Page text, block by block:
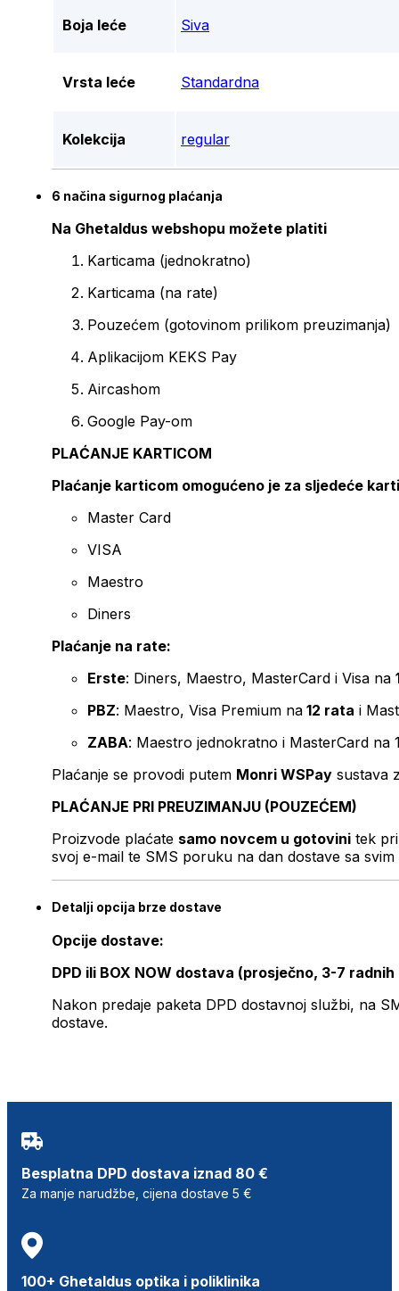
Boja leće Siva
Vrsta leće Standardna
Kolekcija regular
6 načina sigurnog plaćanja
Na Ghetaldus webshopu možete platiti
Karticama (jednokratno)
Karticama (na rate)
Pouzećem (gotovinom prilikom preuzimanja)
Aplikacijom KEKS Pay
Aircashom
Google Pay-om
PLAĆANJE KARTICOM
Plaćanje karticom omogućeno je za sljedeće
Master Card
VISA
Maestro
Diners
Plaćanje na rate:
Erste: Diners, Maestro, MasterCard i Visa na
PBZ: Maestro, Visa Premium na 12 rata i
ZABA: Maestro jednokratno i MasterCard na
Plaćanje se provodi putem Monri WSPay sustava
PLAĆANJE PRI PREUZIMANJU (POUZEĆEM)
Proizvode plaćate samo novcem u gotovini tek
svoj e-mail te SMS poruku na dan dostave sa svim
Detalji opcija brze dostave
Opcije dostave:
DPD ili BOX NOW dostava (prosječno, 3-7 radnih
Nakon predaje paketa DPD dostavnoj službi, na
dostave.
Besplatna DPD dostava iznad 80 €
Za manje narudžbe, cijena dostave 5 €
100+ Ghetaldus optika i poliklinika